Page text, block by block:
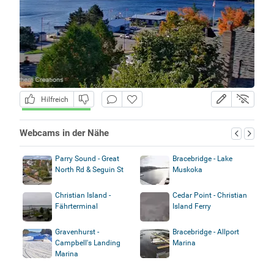
Hilfreich
Webcams in der Nähe
Parry Sound - Great
North Rd & Seguin St
Bracebridge - Lake
Muskoka
Christian Island -
Fährterminal
Cedar Point - Christian
Island Ferry
Gravenhurst -
Campbell's Landing
Marina
Bracebridge - Allport
Marina